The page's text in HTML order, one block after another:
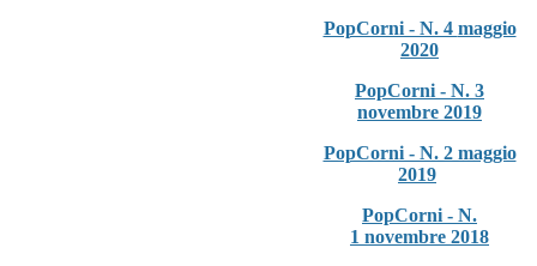
PopCorni - N. 4 maggio
2020
PopCorni - N. 3
novembre 2019
PopCorni - N. 2 maggio
2019
PopCorni - N.
1 novembre 2018